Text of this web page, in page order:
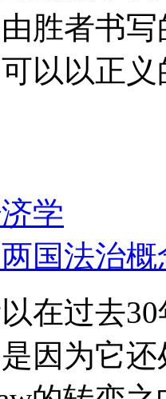
胜者书
以以正
学
国法治概
在过去
因为它